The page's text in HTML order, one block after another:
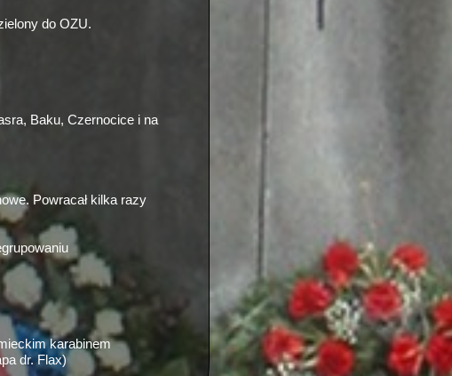
do OZU.
Baku, Czernocice i na
Powracał kilka razy
karabinem
dr. Flax)